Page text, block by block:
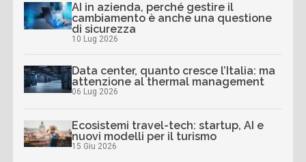
AI in azienda, perché gestire il
cambiamento è anche una questione
di sicurezza
10 Lug 2026
Data center, quanto cresce l’Italia: ma
attenzione al thermal management
06 Lug 2026
Ecosistemi travel-tech: startup, AI e
nuovi modelli per il turismo
15 Giu 2026